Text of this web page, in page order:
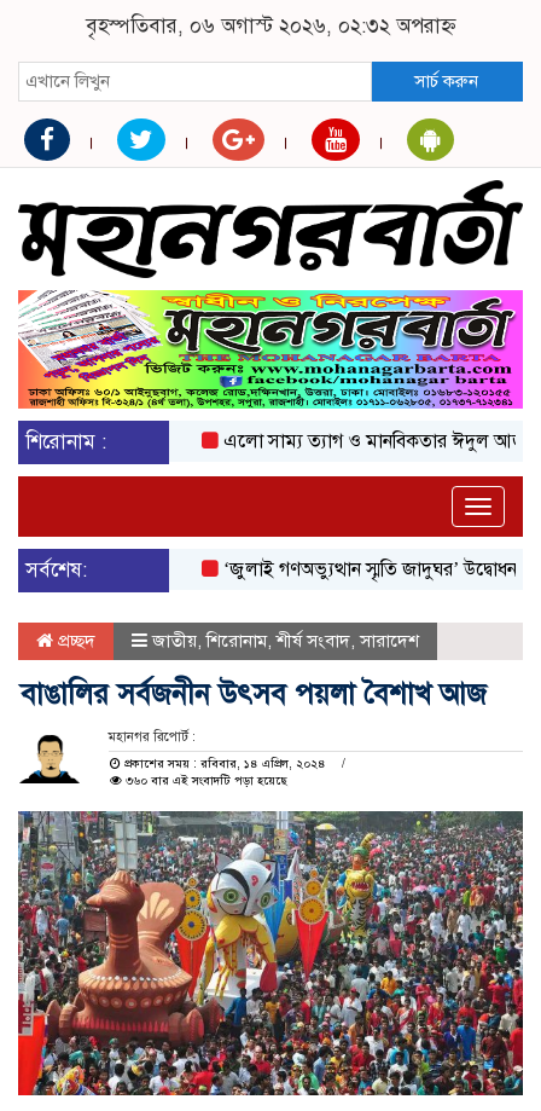
বৃহস্পতিবার, ০৬ অগাস্ট ২০২৬, ০২:৩২ অপরাহ্ন
সার্চ করুন
শিরোনাম : এলো সাম্য ত্যাগ ও মানবিকতার ঈদুল আজহা
Toggle
সর্বশেষ:
‘জুলাই গণঅভ্যুত্থান স্মৃতি জাদুঘর’ উদ্বোধন করলেন
প্রচ্ছদ জাতীয়,শিরোনাম,শীর্ষ সংবাদ,সারাদেশ
বাঙালির সর্বজনীন উৎসব পয়লা বৈশাখ আজ
মহানগর রিপোর্ট :
প্রকাশের সময় : রবিবার, ১৪ এপ্রিল, ২০২৪
৩৬০ বার এই সংবাদটি পড়া হয়েছে